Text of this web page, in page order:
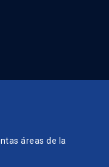
áreas de la